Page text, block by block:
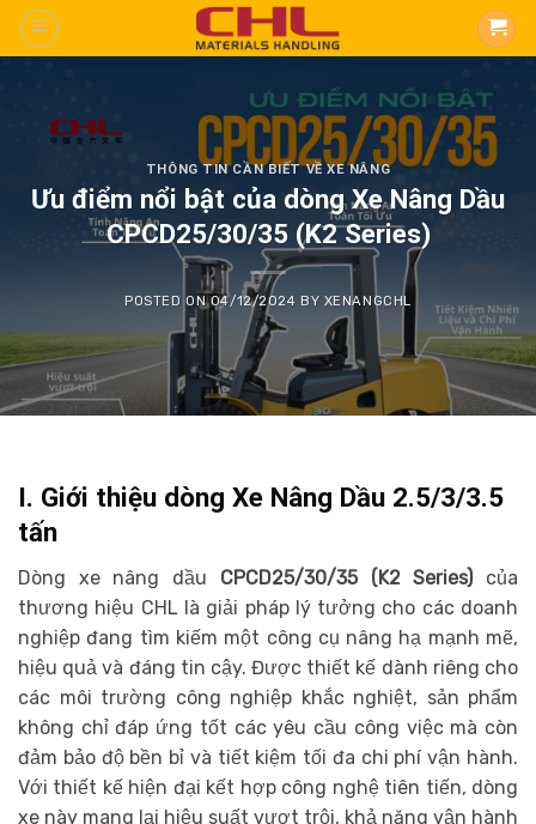
Skip
THÔNG TIN CẦN BIẾT VỀ XE NÂNG
Ưu điểm nổi bật của dòng Xe Nâng Dầu
CPCD25/30/35 (K2 Series)
POSTED ON04/12/2024 BY XENANGCHL
I. Giới thiệu dòng Xe Nâng Dầu 2.5/3/3.5
tấn
Dòng xe nâng dầu CPCD25/30/35 (K2 Series)của
thương hiệu CHL là giải pháp lý tưởng cho các doanh
nghiệp đang tìm kiếm một công cụ nâng hạ mạnh mẽ,
hiệu quả và đáng tin cậy. Được thiết kế dành riêng cho
các môi trường công nghiệp khắc nghiệt, sản phẩm
không chỉ đáp ứng tốt các yêu cầu công việc mà còn
đảm bảo độ bền bỉ và tiết kiệm tối đa chi phí vận hành.
Với thiết kế hiện đại kết hợp công nghệ tiên tiến, dòng
xe này mang lại hiệu suất vượt trội, khả năng vận hành